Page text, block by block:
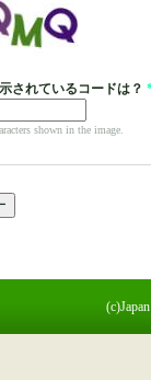
されているコードは？
shown in the image.